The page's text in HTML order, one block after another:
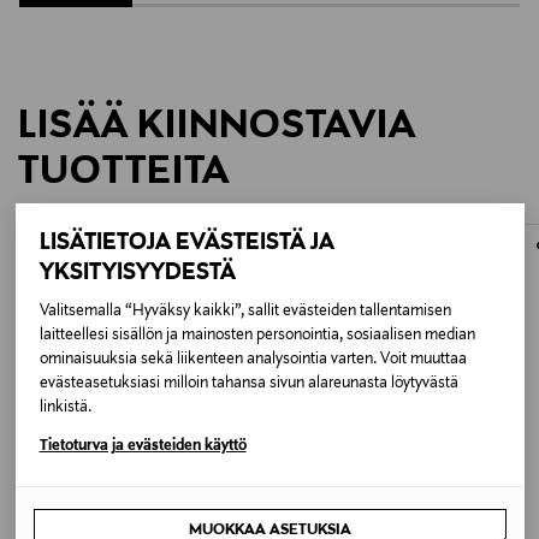
LISÄTIETOJA EVÄSTEISTÄ JA
YKSITYISYYDESTÄ
Valitsemalla “Hyväksy kaikki”, sallit evästeiden tallentamisen
laitteellesi sisällön ja mainosten personointia, sosiaalisen median
ominaisuuksia sekä liikenteen analysointia varten. Voit muuttaa
evästeasetuksiasi milloin tahansa sivun alareunasta löytyvästä
linkistä.
Tietoturva ja evästeiden käyttö
MUOKKAA ASETUKSIA
LISÄÄ KIINNOSTAVIA
TUOTTEITA
ETUKUPONKITUOTE ETUKUPONKITUOTE
DE BUYER